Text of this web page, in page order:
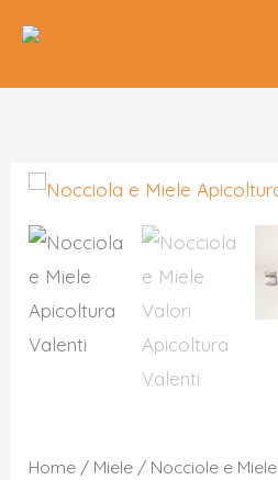
contenuto
Home / Miele / Nocciole e Miele